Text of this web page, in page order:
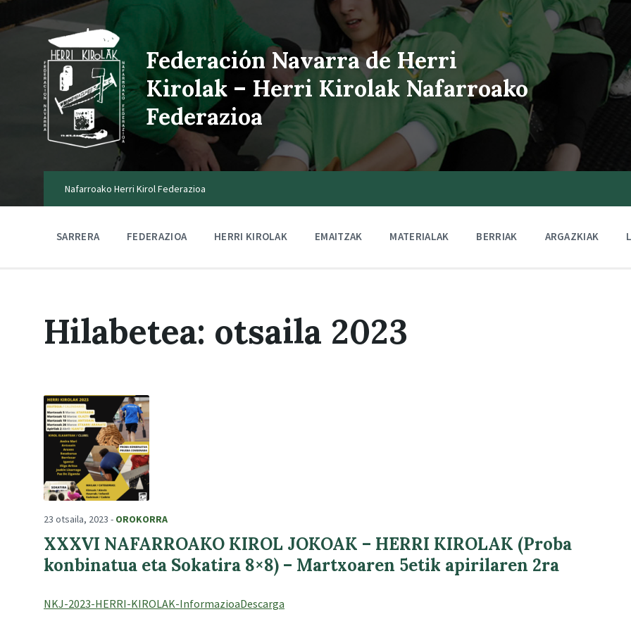
Federación Navarra de Herri
Kirolak – Herri Kirolak Nafarroako
Federazioa
Nafarroako Herri Kirol Federazioa
SARRERA FEDERAZIOA HERRI KIROLAK EMAITZAK MATERIALAK BERRIAK ARGAZKIAK
Hilabetea: otsaila 2023
23 otsaila, 2023 - OROKORRA
XXXVI NAFARROAKO KIROL JOKOAK – HERRI KIROLAK (Proba
konbinatua eta Sokatira 8×8) – Martxoaren 5etik apirilaren 2ra
NKJ-2023-HERRI-KIROLAK-InformazioaDescarga